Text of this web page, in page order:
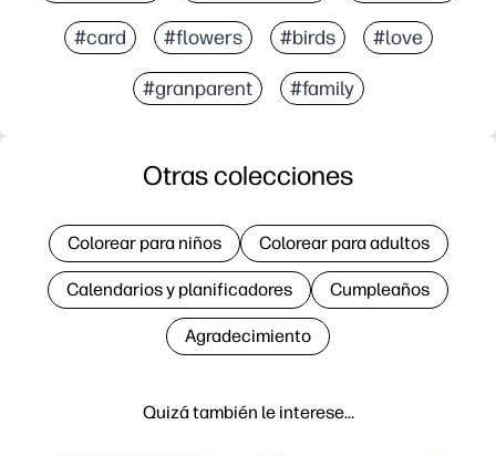
#card #flowers #birds #love
#granparent #family
Quizá también le interese…
Otras colecciones
Colorear para niños Colorear para adultos
Calendarios y planificadores Cumpleaños
Agradecimiento